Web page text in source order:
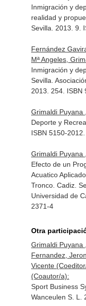
Inmigración y
realidad y
Sevilla. 2013. 9.
Fernández
Mª Angeles,
Inmigración y
Sevilla.
2013. 254. ISBN
Grimaldi Puyana
Deporte y
ISBN 5150-2012.
Grimaldi Puyana
Efecto de un
Acuatico
Tronco. Cadiz.
Universidad de
2371-4
Otra
Grimaldi Puyana
Fernandez,
Vicente
(Coautor/a):
Sport Business
Wanceulen S. L.